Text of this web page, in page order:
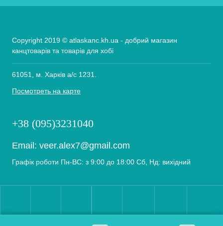
Copyright 2019 © atlaskanc.kh.ua - добрий магазин
канцтоварів та товарів для хобі
61051, м. Харків а/с 1231.
Посмотреть на карте
+38 (095)3231040
Email: veer.alex7@gmail.com
Графік роботи Пн-ВС: з 9:00 до 18:00 Сб, Нд: вихідний